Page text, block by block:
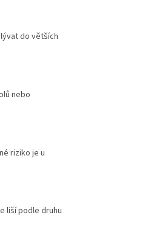
do větších
nebo
riziko je u
liší podle druhu